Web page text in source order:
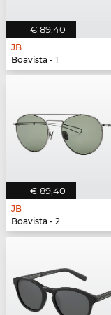
€ 89,40
JB
Boavista - 1
€ 89,40
JB
Boavista - 2